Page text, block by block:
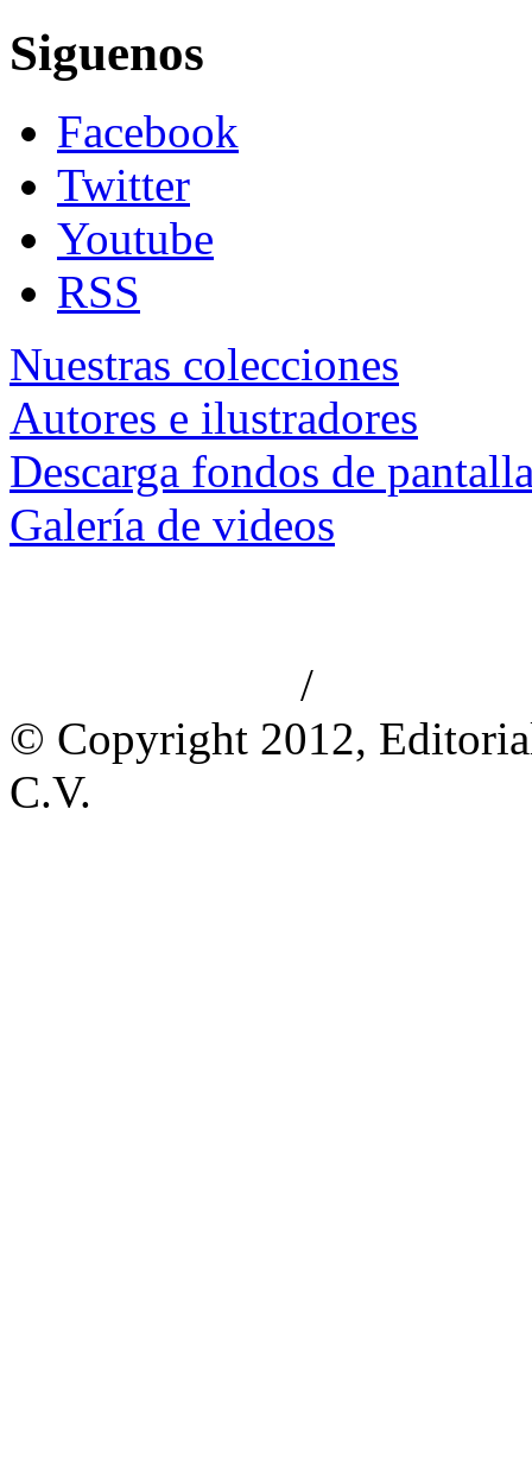
Siguenos
Facebook
Twitter
Youtube
RSS
Nuestras colecciones
Autores e ilustradores
Descarga fondos de
Galería de videos
/
© Copyright 2012,
C.V.